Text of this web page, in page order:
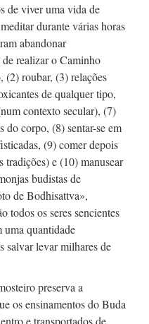
de viver uma vida de
durante várias horas
abandonar
realizar o Caminho
(2) roubar, (3) relações
de qualquer tipo,
contexto secular), (7)
do corpo, (8)sentar-seem
(9) comer depois
tradições) e (10) manusear
budistas de
de Bodhisattva»,
todos os seres sencientes
uma quantidade
salvar levar milhares de
preserva a
os ensinamentos do Buda
e transportados de